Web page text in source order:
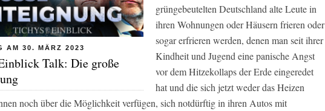
AM 30. MÄRZ 2023
Talk: Die große
grüngebeutelten Deutschland alte Leute in
ihren Wohnungen oder Häusern frieren oder
sogar erfrieren werden, denen man seit ihrer
Kindheit und Jugend eine panische Angst
vor dem Hitzekollaps der Erde eingeredet
hat und die sich jetzt weder das Heizen
noch über die Möglichkeit verfügen, sich notdürftig in ihren Autos mit